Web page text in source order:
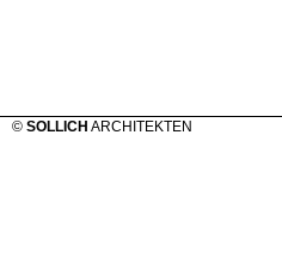
© SOLLICH ARCHITEKTEN